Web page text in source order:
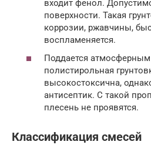
входит фенол.
поверхности. Такая
коррозии, ржавчины,
воспламеняется.
Поддается
полистирольная
высокостоксична,
антисептик. С такой
плесень не проявятся.
Классификация смесей